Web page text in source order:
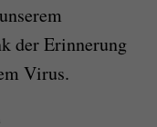
der Erinnerung
Virus.